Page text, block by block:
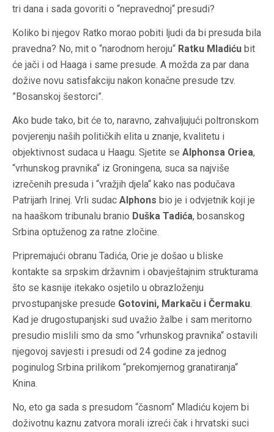
tri dana i sada govoriti o “nepravednoj“ presudi?
Koliko bi njegov Ratko morao pobiti ljudi da bi presuda bila
pravedna? No, mit o “narodnom heroju“ Ratku Mladiću bit
će jači i od Haaga i same presude. A možda za par dana
dožive novu satisfakciju nakon konačne presude tzv.
”Bosanskoj šestorci”.
Ako bude tako, bit će to, naravno, zahvaljujući poltronskom
povjerenju naših političkih elita u znanje, kvalitetu i
objektivnost sudaca u Haagu. Sjetite se Alphonsa Oriea,
“vrhunskog pravnika“ iz Groningena, suca sa najviše
izrečenih presuda i “vražjih djela“ kako nas podučava
Patrijarh Irinej. Vrli sudac Alphons bio je i odvjetnik koji je
na haaškom tribunalu branio Duška Tadića, bosanskog
Srbina optuženog za ratne zločine.
Pripremajući obranu Tadića, Orie je došao u bliske
kontakte sa srpskim državnim i obavještajnim strukturama
što se kasnije itekako osjetilo u obrazloženju
prvostupanjske presude Gotovini, Markaču i Čermaku.
Kad je drugostupanjski sud uvažio žalbe i sam meritorno
presudio mislili smo da smo “vrhunskog pravnika“ ostavili
njegovoj savjesti i presudi od 24 godine za jednog
poginulog Srbina prilikom “prekomjernog granatiranja“
Knina.
No, eto ga sada s presudom “časnom“ Mladiću kojem bi
doživotnu kaznu zatvora morali izreći čak i hrvatski suci